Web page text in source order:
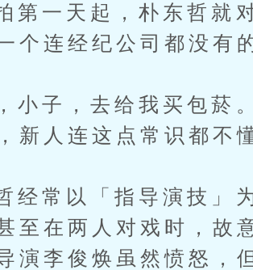
天起，朴东哲就对
个连经纪公司都没有
，去给我买包菸。
新人连这点常识都不
以「指导演技」为
至在两人对戏时，故
演李俊焕虽然愤怒，